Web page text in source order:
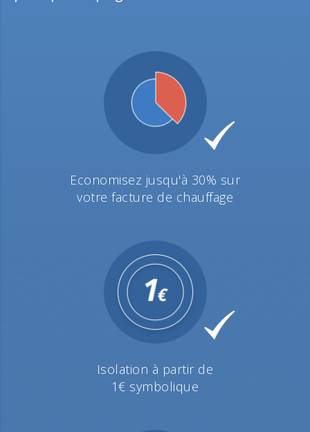
Economisez jusqu'à 30% sur
votre facture de chauffage
Isolation à partir de
1€ symbolique